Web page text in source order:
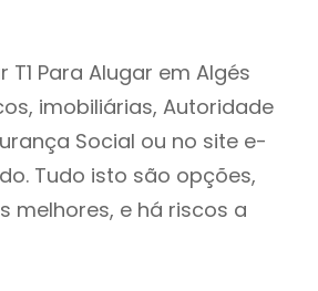
T1 Para Alugar em Algés
imobiliárias, Autoridade
Social ou no site e-
Tudo isto são opções,
melhores, e há riscos a